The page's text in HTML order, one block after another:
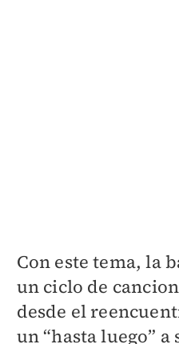
Con este tema, la
un ciclo de
desde el
un “hasta luego”